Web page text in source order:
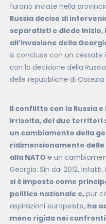
furono inviate nella
Russia decise di
separatisti e diede inizio,
all’invasione della
si concluse con un cessate
con la decisione della
delle repubbliche di Ossezia
Il conflitto con la Russia
irrisolta, dei due territori
un cambiamento della
ridimensionamento
alla NATO e un
Georgia. Sin dal 2012, infatti,
si è imposto come
politico nazionale e,pur
aspirazioni europeiste, ha
meno rigida nei confronti